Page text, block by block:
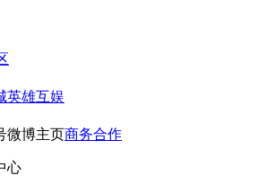
英雄互娱
微博主页商务合作
心